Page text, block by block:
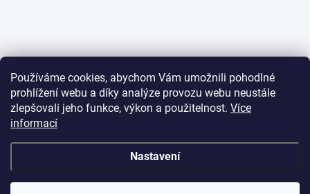
Používáme cookies, abychom Vám umožnili pohodlné
prohlížení webu a díky analýze provozu webu neustále
zlepšovali jeho funkce, výkon a použitelnost. Více
informací
Nastavení